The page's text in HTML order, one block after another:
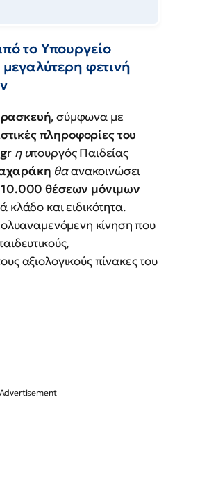
το Υπουργείο
μεγαλύτερη φετινή
, σύμφωνα με
πληροφορίες του
r η υπουργός Παιδείας
θαανακοινώσει
θέσεων μόνιμων
κλάδο και ειδικότητα.
κίνηση που
αξιολογικούς πίνακες του